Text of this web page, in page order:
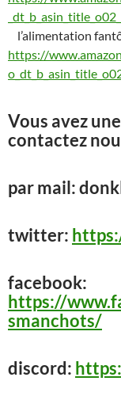
l’alimentation
https://
Vous avez
contactez
par mail:
twitter:
facebook:
https://
smanchots/
discord: